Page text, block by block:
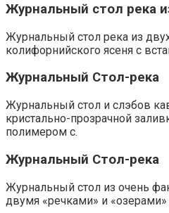
Журнальный стол река
Журнальный стол река из
колифорнийского ясеня с
Журнальный Стол-река
Журнальный стол и слэбов
кристально-прозрачной
полимером с.
Журнальный Стол-река
Журнальный стол из очень
двумя «речками» и «озерами»